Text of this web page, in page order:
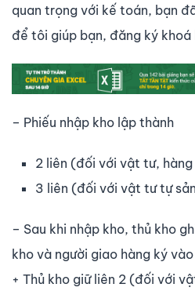
quan trọng với kế toán, bạn
để tôi giúp bạn, đăng ký khoá
– Phiếu nhập kho lập thành
2 liên (đối với vật tư,
3 liên (đối với vật tư tự
– Sau khi nhập kho, thủ kho
kho và người giao hàng ký
+ Thủ kho giữ liên 2 (đối với